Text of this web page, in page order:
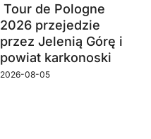
Tour de Pologne
2026 przejedzie
przez Jelenią Górę i
powiat karkonoski
2026-08-05